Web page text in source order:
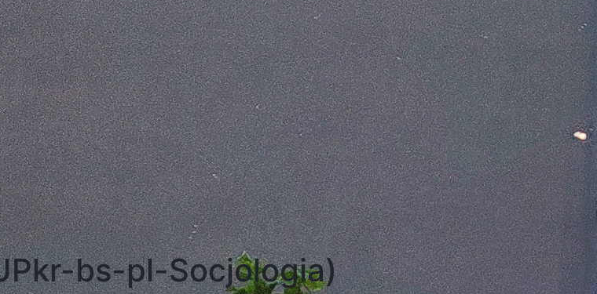
bs-pl-Socjologia)